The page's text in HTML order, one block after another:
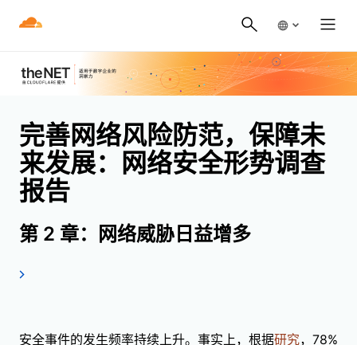
完善网络风险防范，保障未
来发展：网络安全形势调查
报告
第 2 章：网络威胁日益增多
安全事件的发生频率持续上升。事实上，根据研究，78%